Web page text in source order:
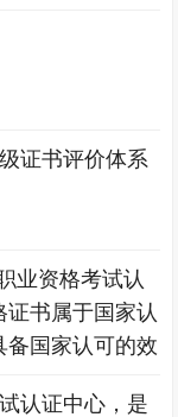
证书评价体系
业资格考试认
书属于国家认
备国家认可的效
认证中心，是